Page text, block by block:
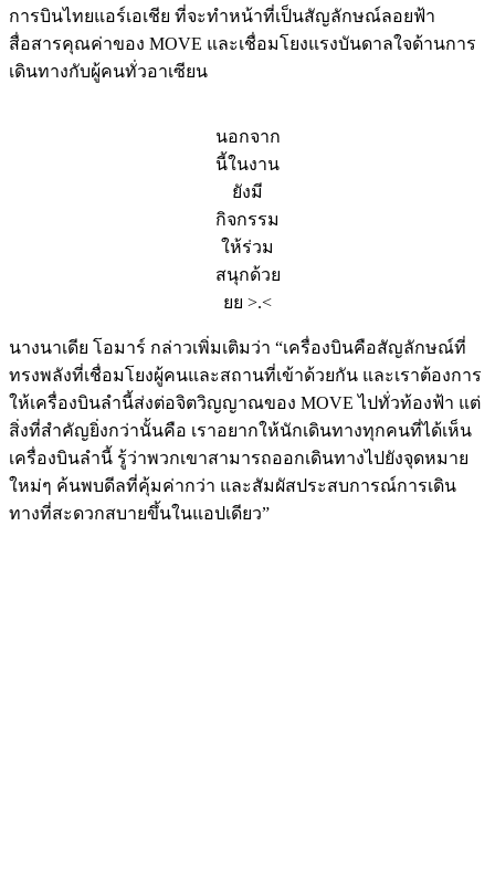
การบินไทยแอร์เอเชีย ที่จะทำหน้าที่เป็นสัญลักษณ์ลอยฟ้า
สื่อสารคุณค่าของ MOVE และเชื่อมโยงแรงบันดาลใจด้านการ
เดินทางกับผู้คนทั่วอาเซียน
นอกจาก
นี้ในงาน
ยังมี
กิจกรรม
ให้ร่วม
สนุกด้วย
ยย >.<
นางนาเดีย โอมาร์ กล่าวเพิ่มเติมว่า “เครื่องบินคือสัญลักษณ์ที่
ทรงพลังที่เชื่อมโยงผู้คนและสถานที่เข้าด้วยกัน และเราต้องการ
ให้เครื่องบินลำนี้ส่งต่อจิตวิญญาณของ MOVE ไปทั่วท้องฟ้า แต่
สิ่งที่สำคัญยิ่งกว่านั้นคือ เราอยากให้นักเดินทางทุกคนที่ได้เห็น
เครื่องบินลำนี้ รู้ว่าพวกเขาสามารถออกเดินทางไปยังจุดหมาย
ใหม่ๆ ค้นพบดีลที่คุ้มค่ากว่า และสัมผัสประสบการณ์การเดิน
ทางที่สะดวกสบายขึ้นในแอปเดียว”